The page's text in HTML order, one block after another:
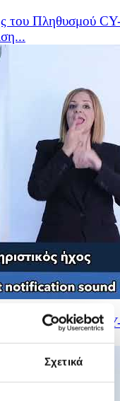
Σχετικά
του Πληθυσμού
του Πληθυσμού